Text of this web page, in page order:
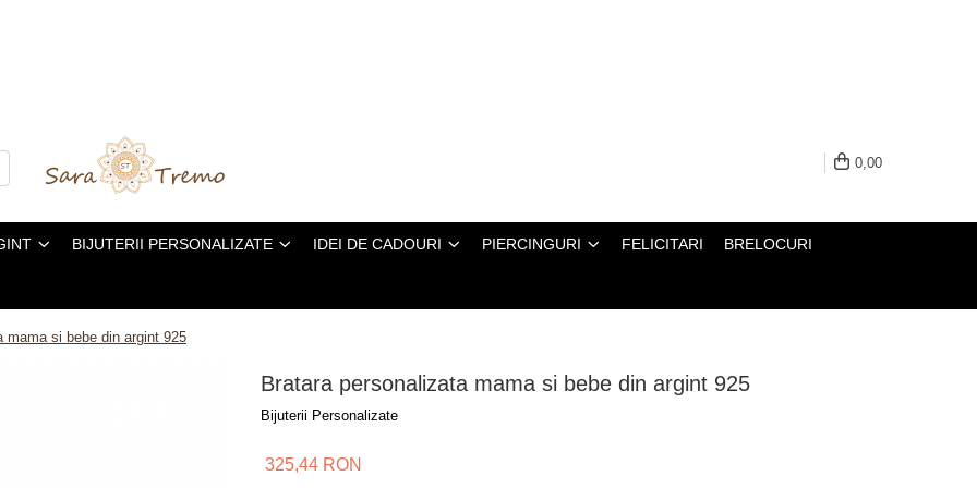
0,00
BIJUTERII PERSONALIZATE IDEI DE CADOURI PIERCINGURI FELICITARI BRELOCURI
mama si bebe din argint 925
Bratara personalizata mama si bebe din argint 925
Bijuterii Personalizate
325,44 RON